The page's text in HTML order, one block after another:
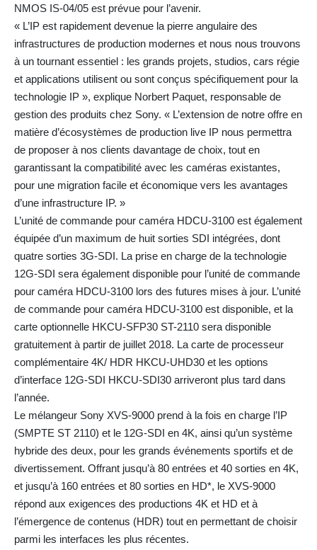
NMOS IS-04/05 est prévue pour l’avenir.
« L’IP est rapidement devenue la pierre angulaire des
infrastructures de production modernes et nous nous trouvons
à un tournant essentiel : les grands projets, studios, cars régie
et applications utilisent ou sont conçus spécifiquement pour la
technologie IP », explique Norbert Paquet, responsable de
gestion des produits chez Sony. « L’extension de notre offre en
matière d’écosystèmes de production live IP nous permettra
de proposer à nos clients davantage de choix, tout en
garantissant la compatibilité avec les caméras existantes,
pour une migration facile et économique vers les avantages
d’une infrastructure IP. »
L’unité de commande pour caméra HDCU-3100 est également
équipée d’un maximum de huit sorties SDI intégrées, dont
quatre sorties 3G-SDI. La prise en charge de la technologie
12G-SDI sera également disponible pour l’unité de commande
pour caméra HDCU-3100 lors des futures mises à jour. L’unité
de commande pour caméra HDCU-3100 est disponible, et la
carte optionnelle HKCU-SFP30 ST-2110 sera disponible
gratuitement à partir de juillet 2018. La carte de processeur
complémentaire 4K/ HDR HKCU-UHD30 et les options
d’interface 12G-SDI HKCU-SDI30 arriveront plus tard dans
l’année.
Le mélangeur Sony XVS-9000 prend à la fois en charge l’IP
(SMPTE ST 2110) et le 12G-SDI en 4K, ainsi qu’un système
hybride des deux, pour les grands événements sportifs et de
divertissement. Offrant jusqu’à 80 entrées et 40 sorties en 4K,
et jusqu’à 160 entrées et 80 sorties en HD*, le XVS-9000
répond aux exigences des productions 4K et HD et à
l’émergence de contenus (HDR) tout en permettant de choisir
parmi les interfaces les plus récentes.